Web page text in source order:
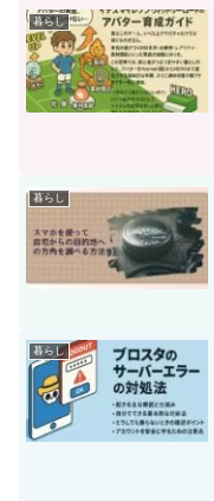
暮らし
暮らし
暮らし